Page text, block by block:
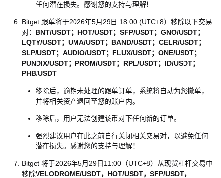
任何潜在损失。感谢您的支持与理解！
Bitget 跟单将于2026年5月29日 18:00 (UTC+8）移除以下交易
对： BNT/USDT；HOT/USDT；SFP/USDT；GNO/USDT；
LQTY/USDT；UMA/USDT；BAND/USDT；CELR/USDT；
SLP/USDT；AUDIO/USDT；FLUX/USDT；ONE/USDT；
PUNDIX/USDT；PROM/USDT；RPL/USDT；ID/USDT；
PHB/USDT
移除后，逾期未处理的跟单订单，系统将自动为您撤单，
并将相关资产退回至您的账户内。
移除后，用户无法创建该币对下任何新的订单。
强烈建议用户在此之前自行关闭相关交易对，以避免任何
潜在损失。感谢您的支持与理解！
Bitget 将于2026年5月29日11:00（UTC+8）从现货杠杆交易中
移除VELODROME/USDT，HOT/USDT，SFP/USDT，